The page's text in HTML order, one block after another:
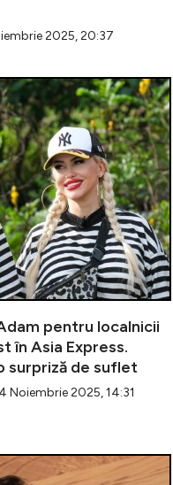
2025, 20:37
pentru localnicii
în Asia Express.
surpriză de suflet
2025, 14:31